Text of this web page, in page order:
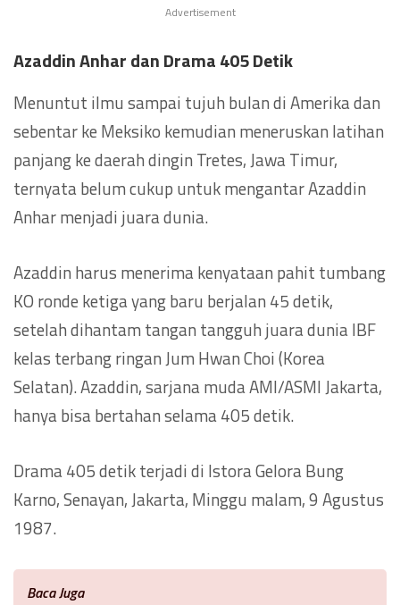
Advertisement
Azaddin Anhar dan Drama 405 Detik
Menuntut ilmu sampai tujuh bulan di Amerika dan
sebentar ke Meksiko kemudian meneruskan latihan
panjang ke daerah dingin Tretes, Jawa Timur,
ternyata belum cukup untuk mengantar Azaddin
Anhar menjadi juara dunia.
Azaddin harus menerima kenyataan pahit tumbang
KO ronde ketiga yang baru berjalan 45 detik,
setelah dihantam tangan tangguh juara dunia IBF
kelas terbang ringan Jum Hwan Choi (Korea
Selatan). Azaddin, sarjana muda AMI/ASMI Jakarta,
hanya bisa bertahan selama 405 detik.
Drama 405 detik terjadi di Istora Gelora Bung
Karno, Senayan, Jakarta, Minggu malam, 9 Agustus
1987.
Baca Juga